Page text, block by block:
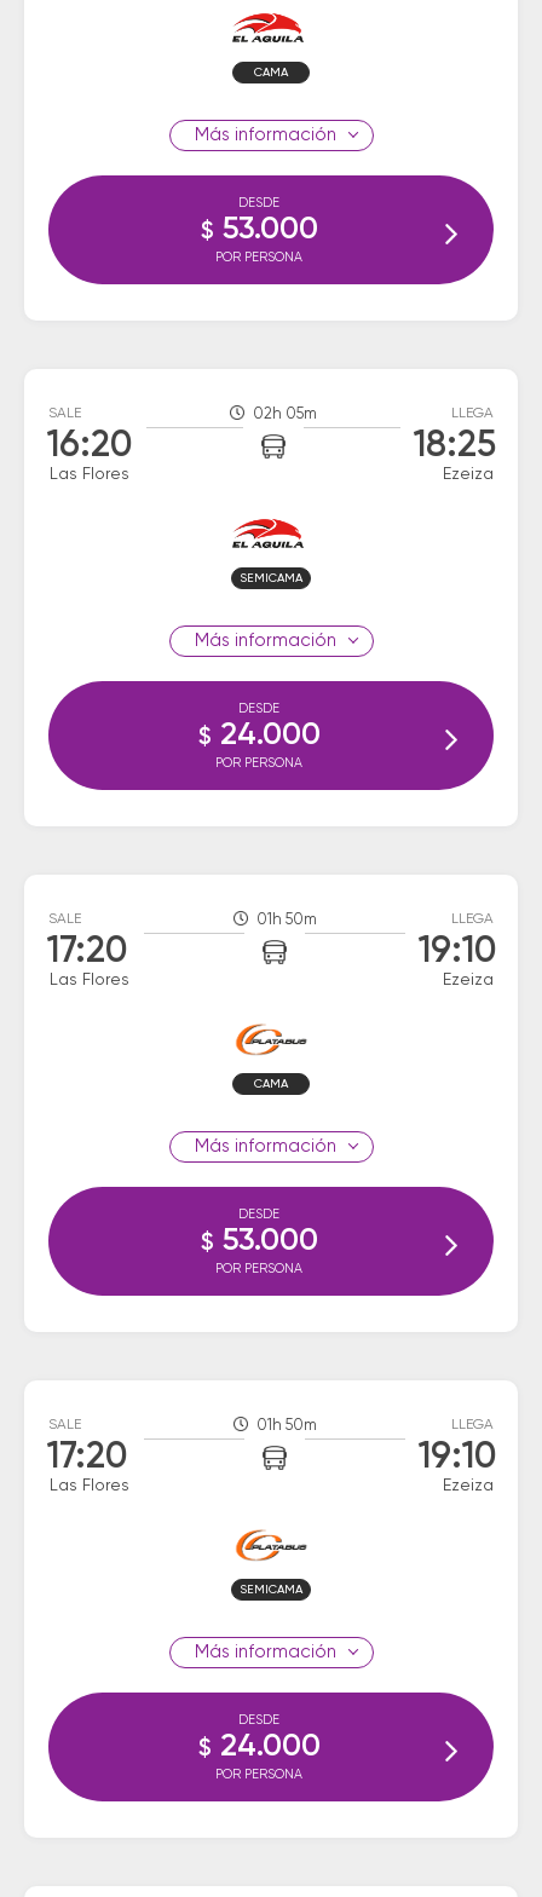
CAMA
información
DESDE
$ 53.000
POR PERSONA
SALE
16:20
Las Flores
02h 05m LLEGA
18:25
Ezeiza
SEMICAMA
información
DESDE
$ 24.000
POR PERSONA
SALE
17:20
Las Flores
01h 50m LLEGA
19:10
Ezeiza
CAMA
información
DESDE
$ 53.000
POR PERSONA
SALE
17:20
Las Flores
01h 50m LLEGA
19:10
Ezeiza
SEMICAMA
información
DESDE
$ 24.000
POR PERSONA